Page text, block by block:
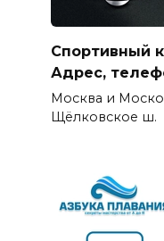
Спортивный
Адрес,
Москва и
Щёлковское ш.